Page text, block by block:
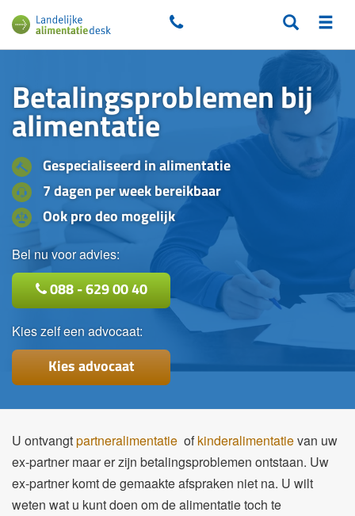
Betalingsproblemen bij
alimentatie
Gespecialiseerd in alimentatie
7 dagen per week bereikbaar
Ook pro deo mogelijk
Bel nu voor advies:
088 - 629 00 40
Kies zelf een advocaat:
Kies advocaat
U ontvangtpartneralimentatie ofkinderalimentatievan uw
ex-partner maar er zijn betalingsproblemen ontstaan. Uw
ex-partner komt de gemaakte afspraken niet na. U wilt
weten wat u kunt doen om de alimentatie toch te